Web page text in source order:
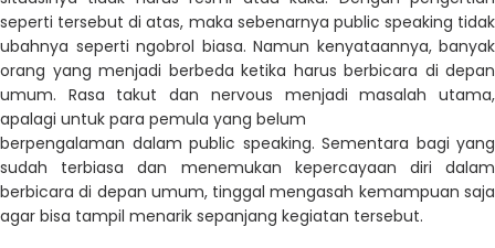
seperti tersebut di atas, maka sebenarnya public speaking tidak
ubahnya seperti ngobrol biasa. Namun kenyataannya, banyak
orang yang menjadi berbeda ketika harus berbicara di depan
umum. Rasa takut dan nervous menjadi masalah utama,
apalagi untuk para pemula yang belum
berpengalaman dalam public speaking. Sementara bagi yang
sudah terbiasa dan menemukan kepercayaan diri dalam
berbicara di depan umum, tinggal mengasah kemampuan saja
agar bisa tampil menarik sepanjang kegiatan tersebut.